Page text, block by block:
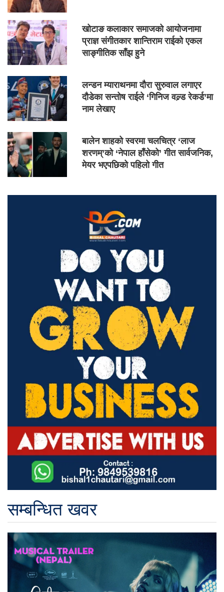
खोटाङ कलाकार समाजको आयोजनामा
प्राज्ञ संगीतकार शान्तिराम राईको एकल
साङ्गीतिक साँझ हुने
लन्डन म्याराथनमा दौरा सुरुवाल लगाएर
दौडेका सन्तोष राईले ‘गिनिज वल्र्ड रेकर्ड’मा
नाम लेखाए
बालेन शाहको स्वरमा चलचित्र ‘लाज
शरणम्’को ‘नेपाल हाँसेको’ गीत सार्वजनिक,
मेयर भएपछिको पहिलो गीत
सम्बन्धित खवर